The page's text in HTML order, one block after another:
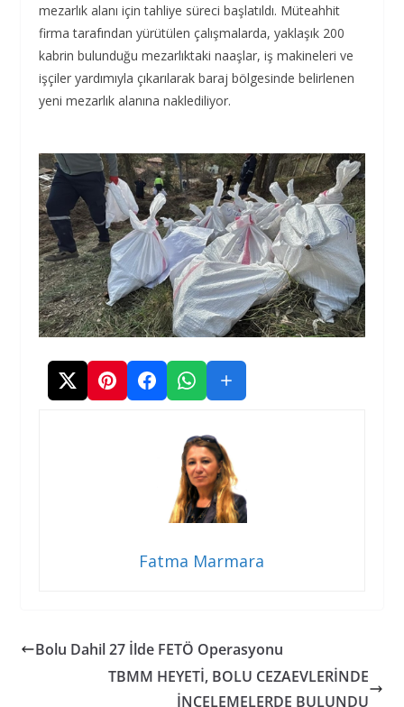
mezarlık alanı için tahliye süreci başlatıldı. Müteahhit
firma tarafından yürütülen çalışmalarda, yaklaşık 200
kabrin bulunduğu mezarlıktaki naaşlar, iş makineleri ve
işçiler yardımıyla çıkarılarak baraj bölgesinde belirlenen
yeni mezarlık alanına naklediliyor.
Fatma Marmara
Bolu Dahil 27 İlde FETÖ Operasyonu
TBMM HEYETİ, BOLU CEZAEVLERİNDE
İNCELEMELERDE BULUNDU